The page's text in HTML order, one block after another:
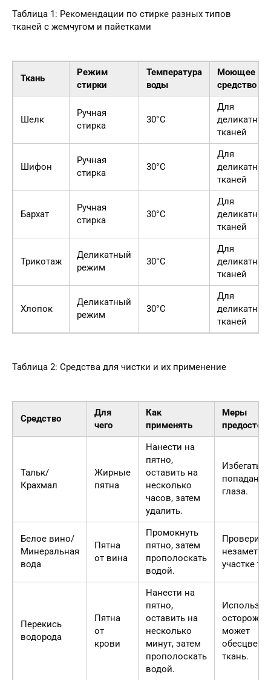
Таблица 1: Рекомендации по стирке разных типов
тканей с жемчугом и пайетками
Ткань
Режим
стирки
Температура
воды
Моющее
средство
Шелк
Ручная
стирка
30°C
Для
деликатных
тканей
Шифон
Ручная
стирка
30°C
Для
деликатных
тканей
Бархат
Ручная
стирка
30°C
Для
деликатных
тканей
Трикотаж
Деликатный
режим
30°C
Для
деликатных
тканей
Хлопок
Деликатный
режим
30°C
Для
деликатных
тканей
Таблица 2: Средства для чистки и их применение
Средство
Для
чего
Как
применять
Меры
Тальк/
Крахмал
Жирные
пятна
Нанести на
пятно,
оставить на
несколько
часов, затем
удалить.
Избегать
глаза.
Белое вино/
Минеральная
вода
Пятна
от вина
Промокнуть
пятно, затем
прополоскать
водой.
Проверить
участке
Перекись
водорода
Пятна
от
крови
Нанести на
пятно,
оставить на
несколько
минут, затем
прополоскать
водой.
может
ткань.